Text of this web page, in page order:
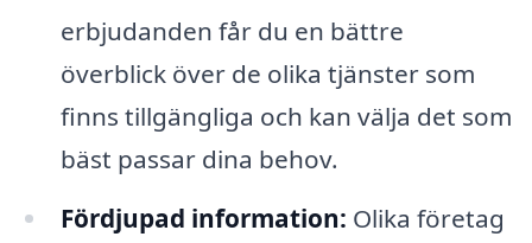
erbjudanden får du en bättre
överblick över de olika tjänster som
finns tillgängliga och kan välja det som
bäst passar dina behov.
Fördjupad information: Olika företag